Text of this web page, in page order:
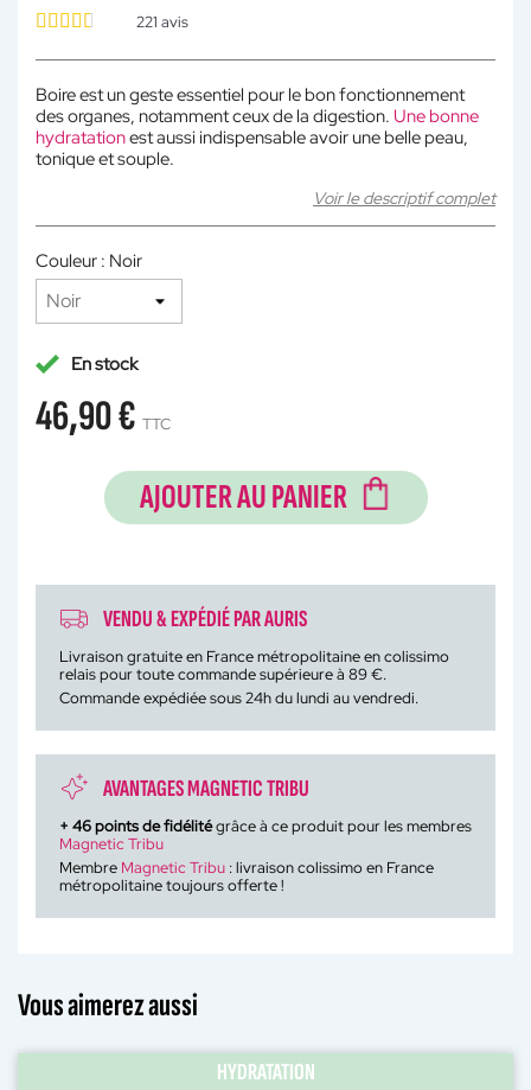
221 avis
Boire est un geste essentiel pour le bon fonctionnement
des organes, notamment ceux de la digestion. Une bonne
hydratationest aussi indispensable avoir une belle peau,
tonique et souple.
Voir le descriptif complet
Couleur : Noir
En stock
46,90 € TTC
AJOUTER AU PANIER
VENDU & EXPÉDIÉ PAR AURIS
Livraison gratuite en France métropolitaine en colissimo
relais pour toute commande supérieure à 89 €.
Commande expédiée sous 24h du lundi au vendredi.
AVANTAGES MAGNETIC TRIBU
+ 46points de fidélitégrâce à ce produit pour les membres
Magnetic Tribu
Membre Magnetic Tribu : livraison colissimo en France
métropolitaine toujours offerte !
Vous aimerez aussi
HYDRATATION